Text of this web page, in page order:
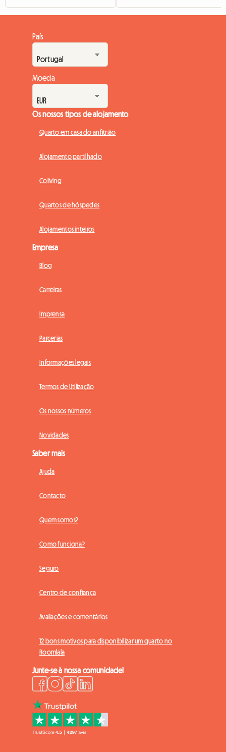
País
Moeda
Os nossos tipos de alojamento
Quarto em casa do anfitrião
Alojamento partilhado
Coliving
Quartos de hóspedes
Alojamentos inteiros
Empresa
Blog
Carreiras
Imprensa
Parcerias
Informações legais
Termos de Utilização
Os nossos números
Novidades
Saber mais
Ajuda
Contacto
Quem somos?
Como funciona?
Seguro
Centro de confiança
Avaliações e comentários
12 bons motivos para disponibilizar um quarto no
Roomlala
Junte-se à nossa comunidade!